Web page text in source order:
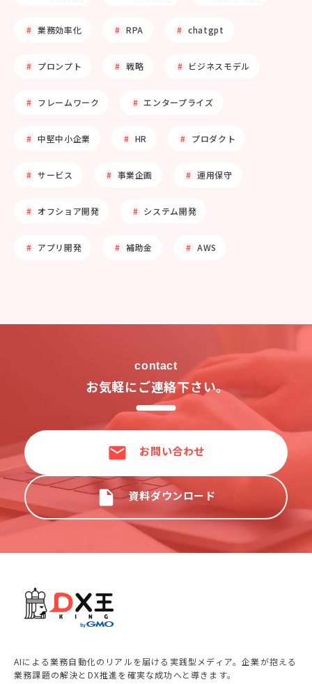
業務効率化 RPA chatgpt
プロンプト 戦略 ビジネスモデル
フレームワーク エンタープライズ
中堅中小企業 HR プロダクト
サービス 事業企画 運用保守
オフショア開発 システム開発
アプリ開発 補助金 AWS
contact
お気軽にご連絡下さい。
お問い合わせ
資料ダウンロード
AIによる業務自動化のリアルを届ける実践型メディア。企業が抱える
業務課題の解決とDX推進を確実な成功へと導きます。